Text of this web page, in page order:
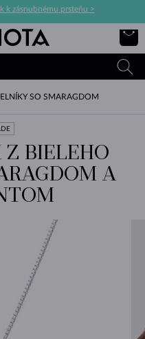
k zásnubnému prsteňu >
SO SMARAGDOM
BIELEHO
A